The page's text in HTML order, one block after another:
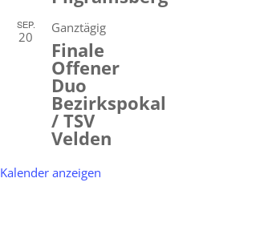
SEP.
20
Ganztägig
Finale
Offener
Duo
Bezirkspokal
/ TSV
Velden
Kalender anzeigen